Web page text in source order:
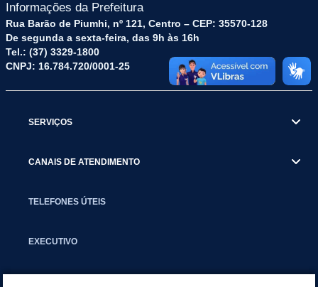
Informações da Prefeitura
Rua Barão de Piumhi, nº 121, Centro – CEP: 35570-128
De segunda a sexta-feira, das 9h às 16h
Tel.: (37) 3329-1800
CNPJ: 16.784.720/0001-25
SERVIÇOS
CANAIS DE ATENDIMENTO
TELEFONES ÚTEIS
EXECUTIVO